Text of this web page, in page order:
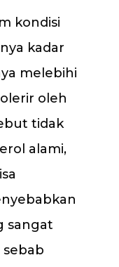
kondisi
kadar
melebihi
oleh
tidak
alami,
sangat